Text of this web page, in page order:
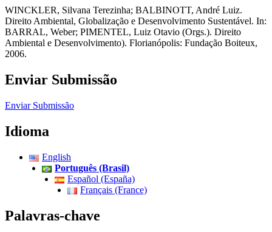
WINCKLER, Silvana Terezinha; BALBINOTT, André Luiz.
Direito Ambiental, Globalização e Desenvolvimento Sustentável. In:
BARRAL, Weber; PIMENTEL, Luiz Otavio (Orgs.). Direito
Ambiental e Desenvolvimento). Florianópolis: Fundação Boiteux,
2006.
Enviar Submissão
Enviar Submissão
Idioma
English
Português (Brasil)
Español (España)
Français (France)
Palavras-chave